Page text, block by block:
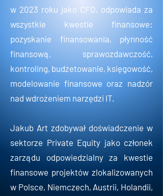
w 2023 roku jako CFO, odpowiada za
wszystkie kwestie finansowe:
pozyskanie finansowania, płynność
finansową, sprawozdawczość,
kontroling, budżetowanie, księgowość,
modelowanie finansowe oraz nadzór
nad wdrożeniem narzędzi IT.
Jakub Art zdobywał doświadczenie w
sektorze Private Equity jako członek
zarządu odpowiedzialny za kwestie
finansowe projektów zlokalizowanych
w Polsce, Niemczech, Austrii, Holandii,